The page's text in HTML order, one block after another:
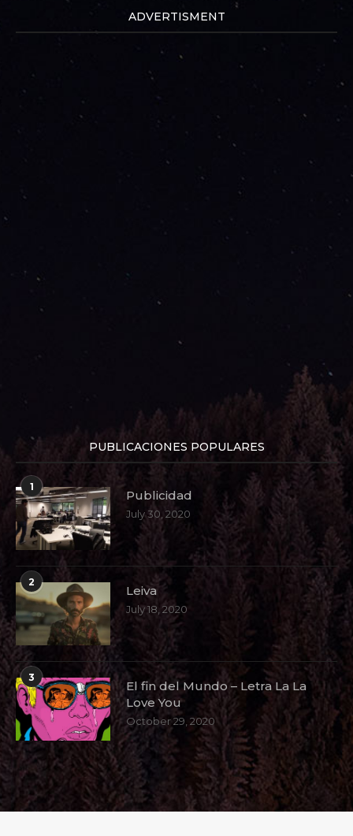
ADVERTISMENT
PUBLICACIONES POPULARES
1
Publicidad
July 30, 2020
2
Leiva
July 18, 2020
3
El fin del Mundo – Letra La La
Love You
October 29, 2020